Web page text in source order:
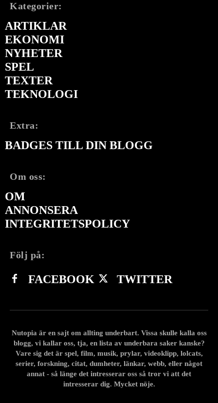
Kategorier:
ARTIKLAR
EKONOMI
NYHETER
SPEL
TEXTER
TEKNOLOGI
Extra:
BADGES TILL DIN BLOGG
Om oss:
OM
ANNONSERA
INTEGRITETSPOLICY
Följ på:
FACEBOOK TWITTER
Nutopia är en sajt om allting underbart. Vissa skulle kalla oss
blogg, vi kallar oss, tja, en lista av underbara saker kanske?
Vare sig det är spel, film, musik, prylar, videoklipp, lolcats,
serier, forskning, citat, dumheter, länkar, webb, eller något
annat - så länge det intresserar oss så tror vi att det
intresserar dig. Mycket nöje.